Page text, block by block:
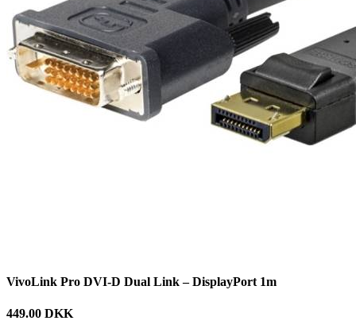
VivoLink Pro DVI-D Dual Link – DisplayPort 1m
449.00 DKK